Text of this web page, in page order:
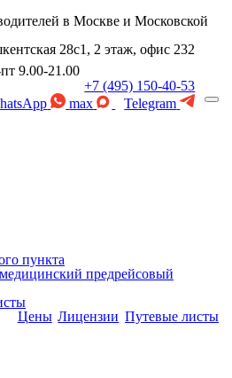
в Москве и Московской
28с1, 2 этаж, офис 232
9.00-21.00
+7 (495) 150-40-53
max
Telegram
пункта
предрейсовый
Цены Лицензии Путевые листы